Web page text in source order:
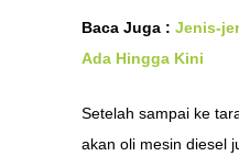
Baca Juga : Jenis-
Ada Hingga Kini
Setelah sampai ke
akan oli mesin diesel